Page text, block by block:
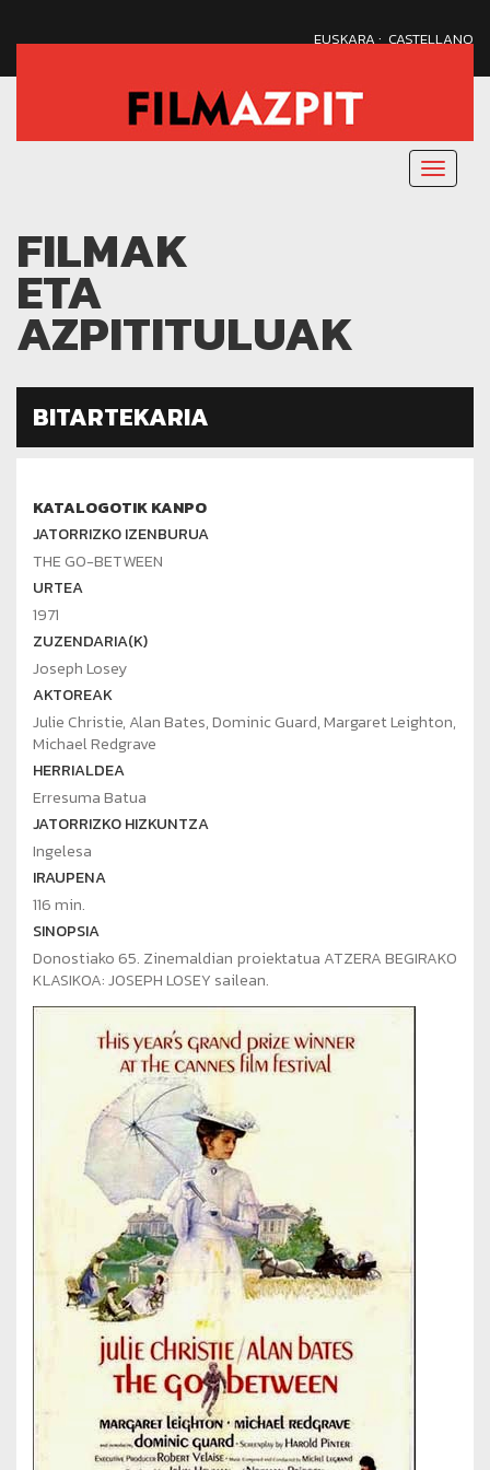
EUSKARA·CASTELLANO
Menu
FILMAK
ETA
AZPITITULUAK
BITARTEKARIA
KATALOGOTIK KANPO
JATORRIZKO IZENBURUA
THE GO-BETWEEN
URTEA
1971
ZUZENDARIA(K)
Joseph Losey
AKTOREAK
Julie Christie, Alan Bates, Dominic Guard, Margaret Leighton,
Michael Redgrave
HERRIALDEA
Erresuma Batua
JATORRIZKO HIZKUNTZA
Ingelesa
IRAUPENA
116 min.
SINOPSIA
Donostiako 65. Zinemaldian proiektatua ATZERA BEGIRAKO
KLASIKOA: JOSEPH LOSEY sailean.